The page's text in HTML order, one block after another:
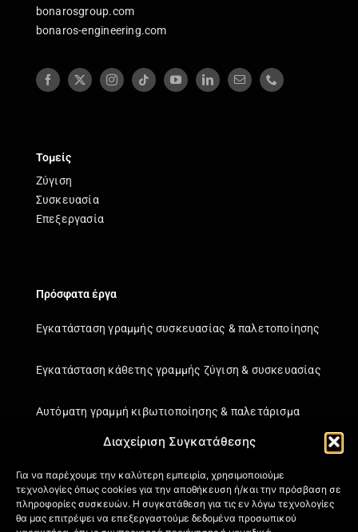
Διαχείριση Συγκατάθεσης
Για να παρέχουμε την καλύτερη εμπειρία, χρησιμοποιούμε
τεχνολογίες όπως cookies για την αποθήκευση ή/και την πρόσβαση σε
πληροφορίες συσκευών. Η συγκατάθεση για τις εν λόγω τεχνολογίες
θα μας επιτρέψει να επεξεργαστούμε δεδομένα προσωπικού
bonarosgroup.com
bonaros-engineering.com
Τομείς
Ζύγιση
Συσκευασία
Επεξεργασία
Πρόσφατα έργα
Εγκατάσταση γραμμής συσκευασίας & παλετοποίησης
Εγκατάσταση κάθετης γραμμής ζύγιση & συσκευασίας
Αυτόματη γραμμή κιβωτιοποίησης & παλετάρισμα
Πληροφορίες
Πιστοποιήσεις